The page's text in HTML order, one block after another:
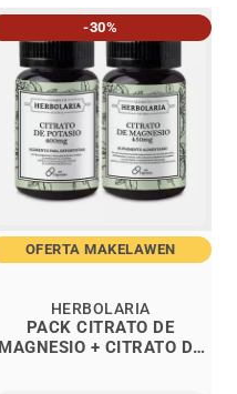
-30%
OFERTA MAKELAWEN
PACK CITRATO DE
MAGNESIO + CITRATO DE
HERBOLARIA